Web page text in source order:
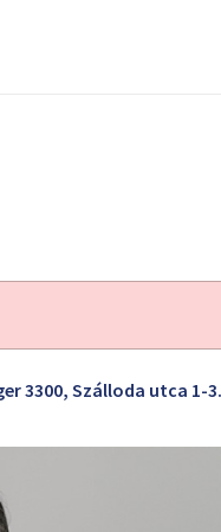
3300, Szálloda utca 1-3.